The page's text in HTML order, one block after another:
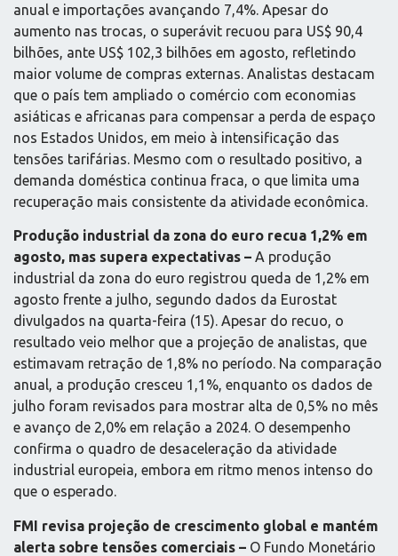
anual e importações avançando 7,4%. Apesar do
aumento nas trocas, o superávit recuou para US$ 90,4
bilhões, ante US$ 102,3 bilhões em agosto, refletindo
maior volume de compras externas. Analistas destacam
que o país tem ampliado o comércio com economias
asiáticas e africanas para compensar a perda de espaço
nos Estados Unidos, em meio à intensificação das
tensões tarifárias. Mesmo com o resultado positivo, a
demanda doméstica continua fraca, o que limita uma
recuperação mais consistente da atividade econômica.
Produção industrial da zona do euro recua 1,2% em
agosto, mas supera expectativas – A produção
industrial da zona do euro registrou queda de 1,2% em
agosto frente a julho, segundo dados da Eurostat
divulgados na quarta-feira (15). Apesar do recuo, o
resultado veio melhor que a projeção de analistas, que
estimavam retração de 1,8% no período. Na comparação
anual, a produção cresceu 1,1%, enquanto os dados de
julho foram revisados para mostrar alta de 0,5% no mês
e avanço de 2,0% em relação a 2024. O desempenho
confirma o quadro de desaceleração da atividade
industrial europeia, embora em ritmo menos intenso do
que o esperado.
FMI revisa projeção de crescimento global e mantém
alerta sobre tensões comerciais – O Fundo Monetário